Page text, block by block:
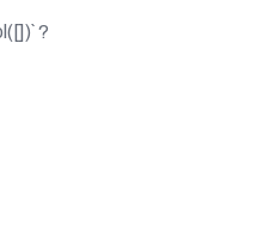
?